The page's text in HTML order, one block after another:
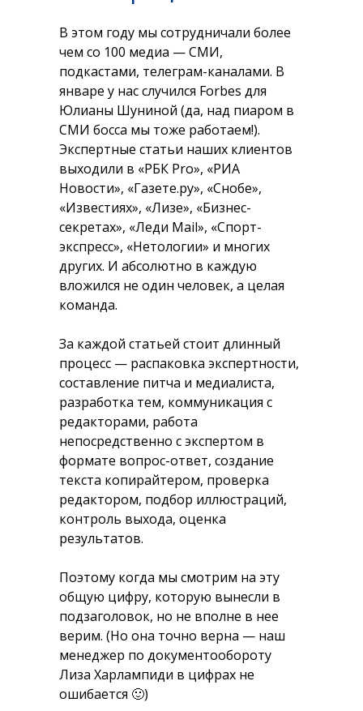
В этом году мы сотрудничали более
чем со 100 медиа — СМИ,
подкастами, телеграм-каналами. В
январе у нас случился Forbes для
Юлианы Шуниной (да, над пиаром в
СМИ босса мы тоже работаем!).
Экспертные статьи наших клиентов
выходили в «РБК Pro», «РИА
Новости», «Газете.ру», «Снобе»,
«Известиях», «Лизе», «Бизнес-
секретах», «Леди Mail», «Спорт-
экспресс», «Нетологии» и многих
других. И абсолютно в каждую
вложился не один человек, а целая
команда.
За каждой статьей стоит длинный
процесс — распаковка экспертности,
составление питча и медиалиста,
разработка тем, коммуникация с
редакторами, работа
непосредственно с экспертом в
формате вопрос-ответ, создание
текста копирайтером, проверка
редактором, подбор иллюстраций,
контроль выхода, оценка
результатов.
Поэтому когда мы смотрим на эту
общую цифру, которую вынесли в
подзаголовок, но не вполне в нее
верим. (Но она точно верна — наш
менеджер по документообороту
Лиза Харлампиди в цифрах не
ошибается 🙂)